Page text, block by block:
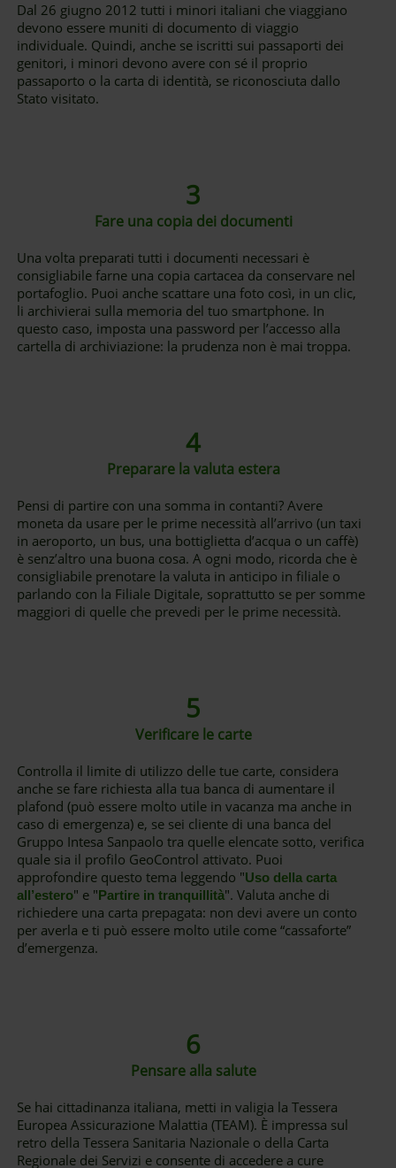
Dal 26 giugno 2012 tutti i minori italiani che viaggiano
devono essere muniti di documento di viaggio
individuale. Quindi, anche se iscritti sui passaporti dei
genitori, i minori devono avere con sé il proprio
passaporto o la carta di identità, se riconosciuta dallo
Stato visitato.
3
Fare una copia dei documenti
Una volta preparati tutti i documenti necessari è
consigliabile farne una copia cartacea da conservare nel
portafoglio. Puoi anche scattare una foto così, in un clic,
li archivierai sulla memoria del tuo smartphone. In
questo caso, imposta una password per l’accesso alla
cartella di archiviazione: la prudenza non è mai troppa.
4
Preparare la valuta estera
Pensi di partire con una somma in contanti? Avere
moneta da usare per le prime necessità all’arrivo (un taxi
in aeroporto, un bus, una bottiglietta d’acqua o un caffè)
è senz’altro una buona cosa. A ogni modo, ricorda che è
consigliabile prenotare la valuta in anticipo in filiale o
parlando con la Filiale Digitale, soprattutto se per somme
maggiori di quelle che prevedi per le prime necessità.
5
Verificare le carte
Controlla il limite di utilizzo delle tue carte, considera
anche se fare richiesta alla tua banca di aumentare il
plafond (può essere molto utile in vacanza ma anche in
caso di emergenza) e, se sei cliente di una banca del
Gruppo Intesa Sanpaolo tra quelle elencate sotto, verifica
quale sia il profilo GeoControl attivato. Puoi
approfondire questo tema leggendo "Uso della carta
all’estero" e "Partire in tranquillità". Valuta anche di
richiedere una carta prepagata: non devi avere un conto
per averla e ti può essere molto utile come “cassaforte”
d’emergenza.
6
Pensare alla salute
Se hai cittadinanza italiana, metti in valigia la Tessera
Europea Assicurazione Malattia (TEAM). È impressa sul
retro della Tessera Sanitaria Nazionale o della Carta
Regionale dei Servizi e consente di accedere a cure